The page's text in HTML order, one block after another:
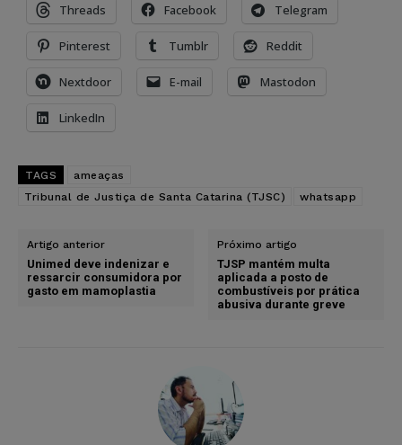
Threads Facebook Telegram
Pinterest Tumblr Reddit
Nextdoor E-mail Mastodon
LinkedIn
TAGS
ameaças
Tribunal de Justiça de Santa Catarina (TJSC)
whatsapp
Artigo anterior
Unimed deve indenizar e
ressarcir consumidora por
gasto em mamoplastia
Próximo artigo
TJSP mantém multa
aplicada a posto de
combustíveis por prática
abusiva durante greve